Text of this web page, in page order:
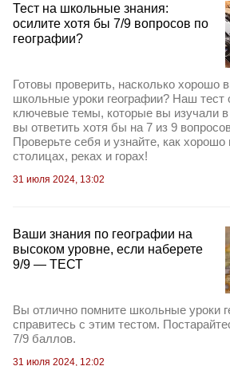
Тест на школьные знания:
осилите хотя бы 7/9 вопросов по
географии?
Готовы проверить, насколько хорошо
школьные уроки географии? Наш тест
ключевые темы, которые вы изучали
вы ответить хотя бы на 7 из 9
Проверьте себя и узнайте, как
столицах, реках и горах!
31 июля 2024, 13:02
Ваши знания по географии на
высоком уровне, если наберете
9/9 — ТЕСТ
Вы отлично помните школьные уроки
справитесь с этим тестом.
7/9 баллов.
31 июля 2024, 12:02